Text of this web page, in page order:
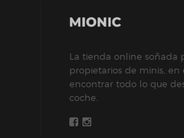
La tienda online soñada
propietarios de minis, en
encontrar todo lo que
coche.